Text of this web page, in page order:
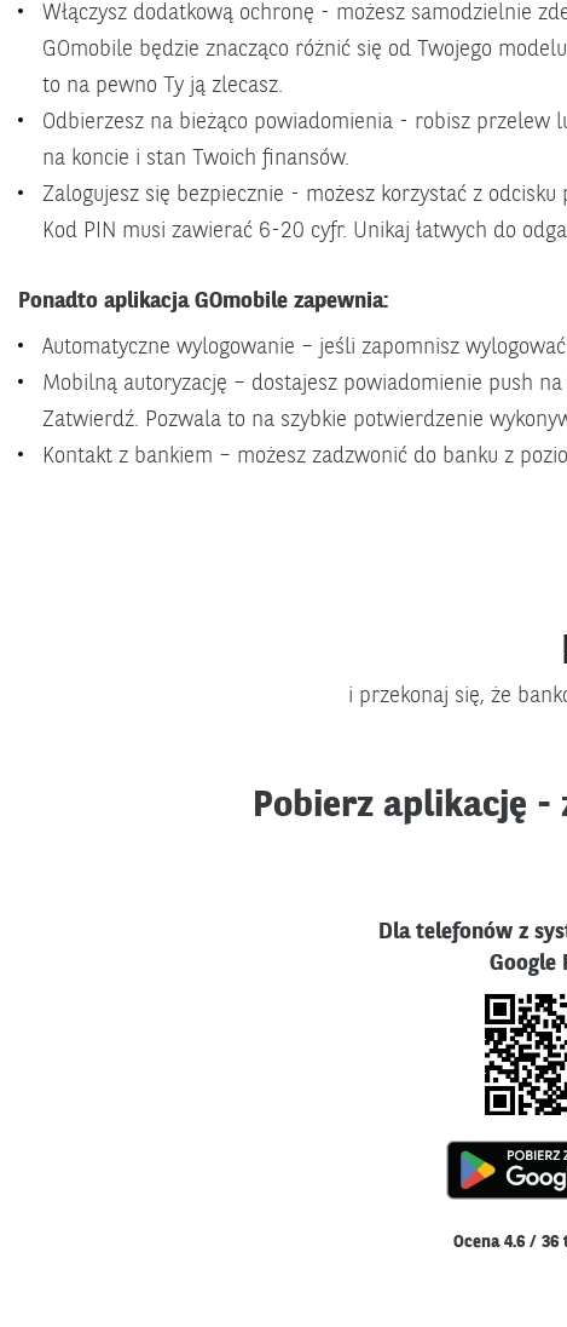
Włączysz dodatkową ochronę - możesz samodzielnie
GOmobile będzie znacząco różnić się od Twojego
to na pewno Ty ją zlecasz.
Odbierzesz na bieżąco powiadomienia - robisz przelew
na koncie i stan Twoich finansów.
Zalogujesz się bezpiecznie - możesz korzystać z
Kod PIN musi zawierać 6-20 cyfr. Unikaj łatwych do
Ponadto aplikacja GOmobile zapewnia:
Automatyczne wylogowanie – jeśli zapomnisz
Mobilną autoryzację – dostajesz powiadomienie push
Zatwierdź. Pozwala to na szybkie potwierdzenie
Kontakt z bankiem – możesz zadzwonić do banku z
i przekonaj się, że
Pobierz aplikację -
Dla telefonów z
Google
Ocena 4.6 / 36